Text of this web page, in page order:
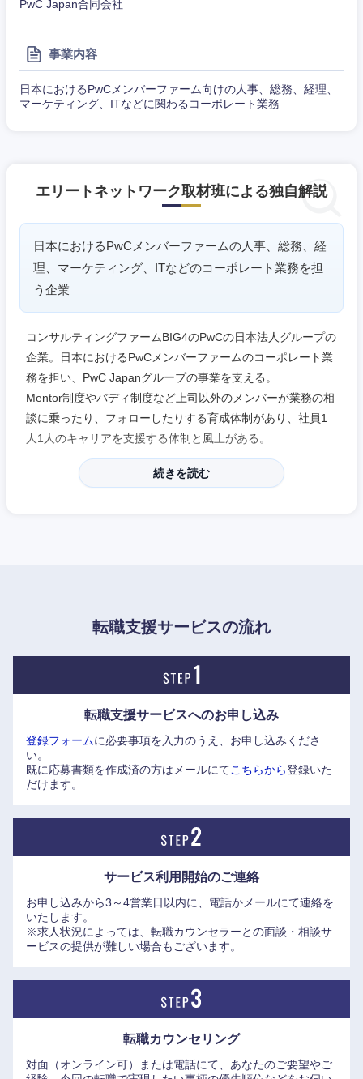
PwC Japan合同会社
事業内容
日本におけるPwCメンバーファーム向けの人事、総務、経理、
マーケティング、ITなどに関わるコーポレート業務
エリートネットワーク取材班による独自解説
日本におけるPwCメンバーファームの人事、総務、経
理、マーケティング、ITなどのコーポレート業務を担
う企業
コンサルティングファームBIG4のPwCの日本法人グループの
企業。日本におけるPwCメンバーファームのコーポレート業
務を担い、PwC Japanグループの事業を支える。
Mentor制度やバディ制度など上司以外のメンバーが業務の相
談に乗ったり、フォローしたりする育成体制があり、社員1
人1人のキャリアを支援する体制と風土がある。
続きを読む
転職支援サービスの流れ
転職支援サービスへのお申し込み
登録フォームに必要事項を入力のうえ、お申し込みくださ
い。
既に応募書類を作成済の方はメールにてこちらから登録いた
だけます。
サービス利用開始のご連絡
お申し込みから3～4営業日以内に、電話かメールにて連絡を
いたします。
※求人状況によっては、転職カウンセラーとの面談・相談サ
ービスの提供が難しい場合もございます。
転職カウンセリング
対面（オンライン可）または電話にて、あなたのご要望やご
近畿地方
鳥取県 島根県